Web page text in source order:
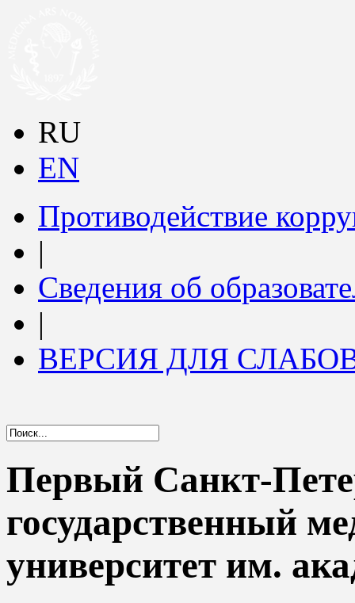
RU
EN
Противодействие
|
Сведения об
|
ВЕРСИЯ ДЛЯ
Первый Санкт-
государственный
университет им.